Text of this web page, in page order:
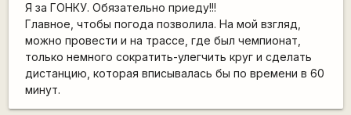
Я за ГОНКУ. Обязательно приеду!!!
Главное, чтобы погода позволила. На мой взгляд,
можно провести и на трассе, где был чемпионат,
только немного сократить-улегчить круг и сделать
дистанцию, которая вписывалась бы по времени в 60
минут.